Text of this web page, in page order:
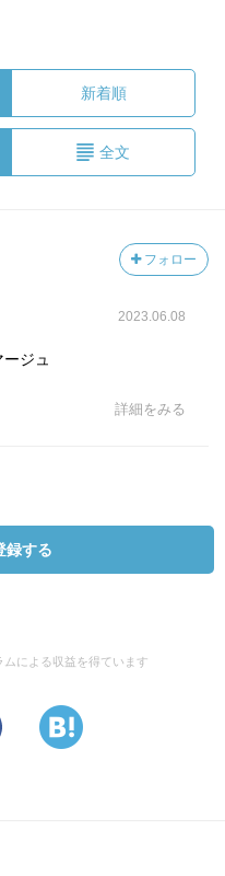
新着順
全文
フォロー
2023.06.08
ジュ
詳細をみる
録する
による収益を得ています